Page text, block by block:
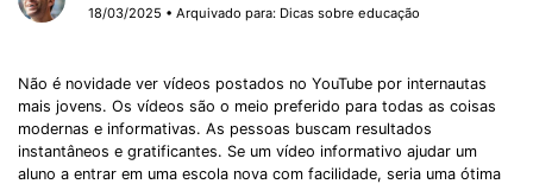
18/03/2025 • Arquivado para: Dicas sobre educação
Não é novidade ver vídeos postados no YouTube por internautas
mais jovens. Os vídeos são o meio preferido para todas as coisas
modernas e informativas. As pessoas buscam resultados
instantâneos e gratificantes. Se um vídeo informativo ajudar um
aluno a entrar em uma escola nova com facilidade, seria uma ótima